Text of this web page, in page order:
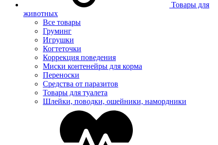
Товары для
животных
Все товары
Груминг
Игрушки
Когтеточки
Коррекция поведения
Миски контенейры для корма
Переноски
Средства от паразитов
Товары для туалета
Шлейки, поводки, ошейники, намордники